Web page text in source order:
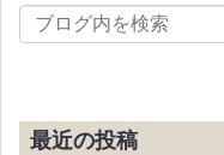
最近の投稿